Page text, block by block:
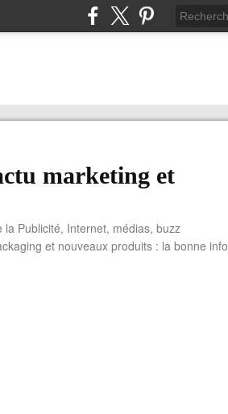
marketing et
Publicité, Internet, médias, buzz
et nouveaux produits : la bonne info